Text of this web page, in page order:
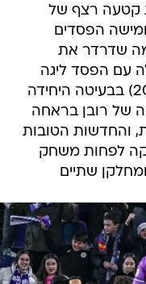
קטעה רצף של
הפסדים
מה שדרדר את
עם הפסד ליגה
שלישי ברציפות. אנואר הכריע (20) בבעיטה היחידה
של רובן בראחה
והחדשות הטובות
לפחות משחק
שתיים